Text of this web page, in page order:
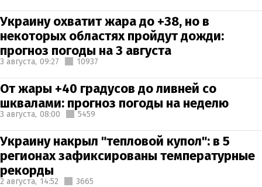
Украину охватит жара до +38, но в
некоторых областях пройдут дожди:
прогноз погоды на 3 августа
3 августа, 09:27 10937
От жары +40 градусов до ливней со
шквалами: прогноз погоды на неделю
3 августа, 08:00 5459
Украину накрыл "тепловой купол": в 5
регионах зафиксированы температурные
рекорды
2 августа, 14:52 3665